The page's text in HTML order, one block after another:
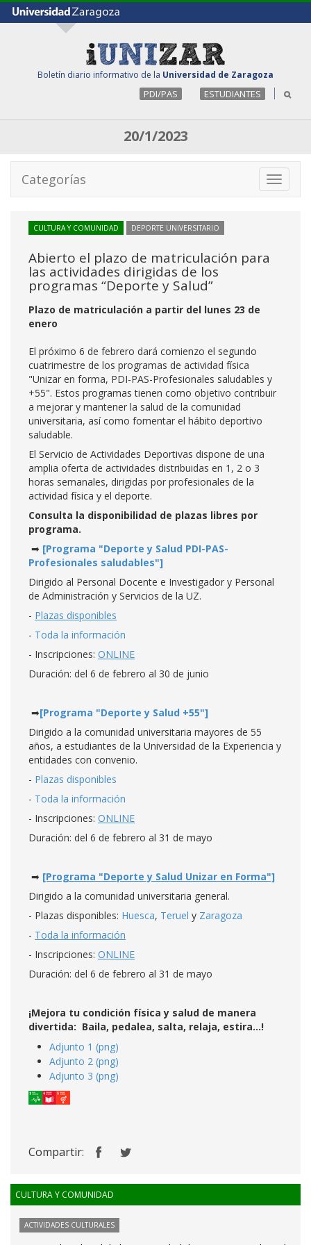
Boletín diario informativo de la Universidad de Zaragoza
PDI/PAS ESTUDIANTES
20/1/2023
Toggle
Categorías
CULTURA Y COMUNIDAD DEPORTE UNIVERSITARIO
Abierto el plazo de matriculación para
las actividades dirigidas de los
programas “Deporte y Salud”
Plazo de matriculación a partir del lunes 23 de
enero
El próximo 6 de febrero dará comienzo el segundo
cuatrimestre de los programas de actividad física
"Unizar en forma, PDI-PAS-Profesionales saludables y
+55". Estos programas tienen como objetivo contribuir
a mejorar y mantener la salud de la comunidad
universitaria, así como fomentar el hábito deportivo
saludable.
El Servicio de Actividades Deportivas dispone de una
amplia oferta de actividades distribuidas en 1, 2 o 3
horas semanales, dirigidas por profesionales de la
actividad física y el deporte.
Consulta la disponibilidad de plazas libres por
programa.
➡ [Programa "Deporte y Salud PDI-PAS-
Profesionales saludables"]
Dirigido al Personal Docente e Investigador y Personal
de Administración y Servicios de la UZ.
- Plazas disponibles
- Toda la información
- Inscripciones: ONLINE
Duración: del 6 de febrero al 30 de junio
➡[Programa "Deporte y Salud +55"]
Dirigido a la comunidad universitaria mayores de 55
años, a estudiantes de la Universidad de la Experiencia y
entidades con convenio.
- Plazas disponibles
- Toda la información
- Inscripciones: ONLINE
Duración: del 6 de febrero al 31 de mayo
➡ [Programa "Deporte y Salud Unizar en Forma"]
Dirigido a la comunidad universitaria general.
- Plazas disponibles: Huesca, Teruel y Zaragoza
- Toda la información
- Inscripciones: ONLINE
Duración: del 6 de febrero al 31 de mayo
¡Mejora tu condición física y salud de manera
divertida: Baila, pedalea, salta, relaja, estira...!
Adjunto 1 (png)
Adjunto 2 (png)
Adjunto 3 (png)
Compartir:
CULTURA Y COMUNIDAD
ACTIVIDADES CULTURALES